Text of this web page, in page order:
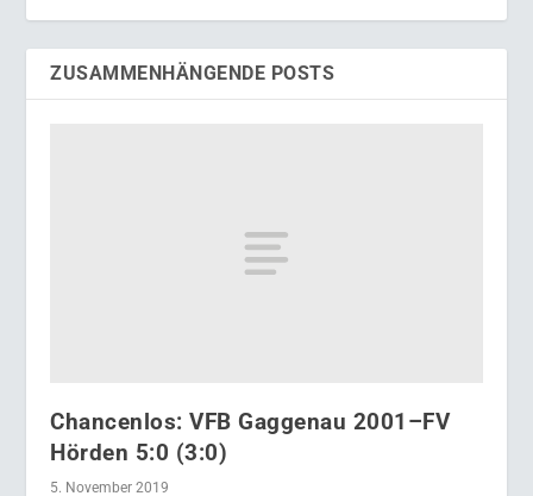
ZUSAMMENHÄNGENDE POSTS
Chancenlos: VFB Gaggenau 2001–FV
Hörden 5:0 (3:0)
5. November 2019